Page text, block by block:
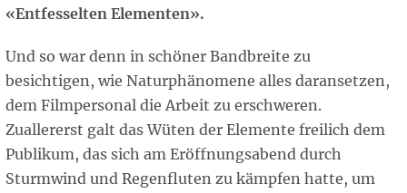
«Entfesselten Elementen».
Und so war denn in schöner Bandbreite zu
besichtigen, wie Naturphänomene alles daransetzen,
dem Filmpersonal die Arbeit zu erschweren.
Zuallererst galt das Wüten der Elemente freilich dem
Publikum, das sich am Eröffnungsabend durch
Sturmwind und Regenfluten zu kämpfen hatte, um